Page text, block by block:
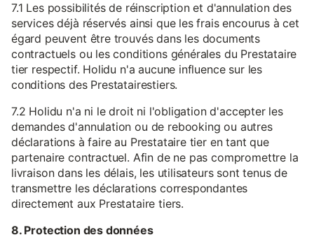
7.1 Les possibilités de réinscription et d'annulation des
services déjà réservés ainsi que les frais encourus à cet
égard peuvent être trouvés dans les documents
contractuels ou les conditions générales du Prestataire
tier respectif. Holidu n'a aucune influence sur les
conditions des Prestatairestiers.
7.2 Holidu n'a ni le droit ni l'obligation d'accepter les
demandes d'annulation ou de rebooking ou autres
déclarations à faire au Prestataire tier en tant que
partenaire contractuel. Afin de ne pas compromettre la
livraison dans les délais, les utilisateurs sont tenus de
transmettre les déclarations correspondantes
directement aux Prestataire tiers.
8. Protection des données